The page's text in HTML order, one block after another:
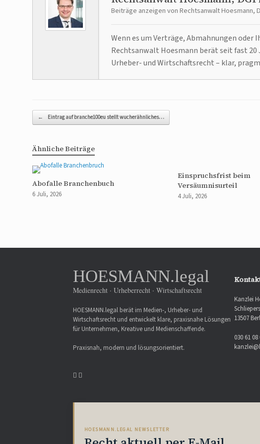
Beiträge anzeigen von Rechtsanwalt Hoesmann,
Wenn es um Verträge, Abmahnungen
Rechtsanwalt Hoesmann berät seit fast
Urheber- und Wirtschaftsrecht – klar,
Beitragsnavigation
← Eintrag auf branche100eu stellt wucherähnliches…
Ähnliche Beiträge
Abofalle Branchenbuch
6 Juli, 2026
Einspruchsfrist beim
Versäumnisurteil
4 Juli, 2026
HOESMANN.legal
Medienrecht · Urheberrecht · Wirtschaftsrecht
HOESMANN.legal berät im Medien-, Urheber- und
Wirtschaftsrecht und entwickelt klare, praxisnahe Lösungen
für Unternehmen, Kreative und Medienschaffende.
Praxisnah, modern und lösungsorientiert.
Kanzlei
13507
030 61 08
HOESMANN.LEGAL NEWSLETTER